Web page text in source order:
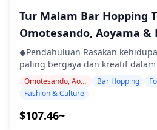
(https://assets.hldycdn.com/
![]
(https://assets.hldycdn.com/
yang terpisah dari Holiday
menjamin makanan bebas alergi
batasan diet. ◆Cat Street – Makanan & Kehidupan
Malam Area Cat Street di Tokyo adalah distrik bergaya
yang menghubungkan Shibuya
dengan kafe dan butik di
siang hari, tempat ini ramai
jauh lebih tenang. Pilihan tempat
Tur Malam Bar Hopping
Omotesando, Aoyama &
◆Pendahuluan Rasakan
paling bergaya dan kreatif
trendi ini. Mulai dari butik mode
Omotesando hingga kantong-
bir kerajinan, koktail teh, bar
Omotesando, Aoyama, Harajuku Bar Hopping
Fashion & Culture
$107.46~